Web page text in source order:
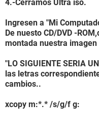
4.-Cerramos Ultra iso.
Ingresen a "Mi
De nuesto CD/DVD -
montada nuestra imagen
"LO SIGUIENTE SERIA
las letras
cambios..
xcopy m:*.* /s/g/f g: